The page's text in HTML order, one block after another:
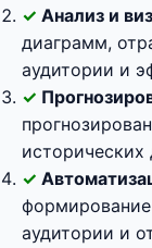
Анализ и
диаграмм,
аудитории и
исторических
аудитории и